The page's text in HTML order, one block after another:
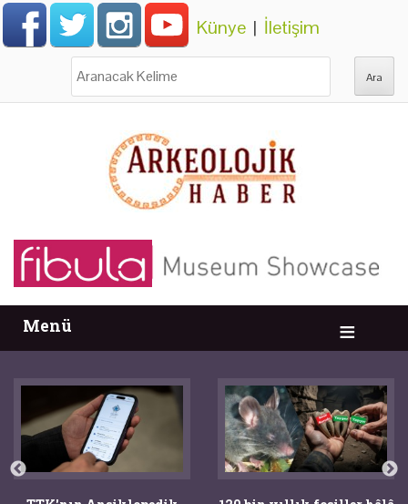
Künye | İletişim
Menü